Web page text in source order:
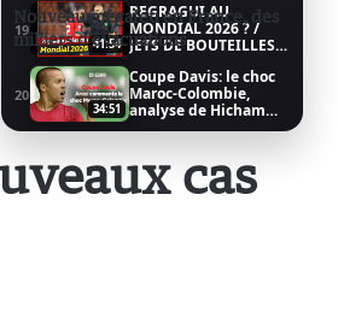
19
41:54
REGRAGUI AU
MONDIAL 2026 ? /
JETS DE BOUTEILLES
(CHEBKA)
20
34:51
Coupe Davis: le choc
Maroc-Colombie,
analyse de Hicham
Arazi
Nouveau mégafeu en France, des
milliers d’évacuations